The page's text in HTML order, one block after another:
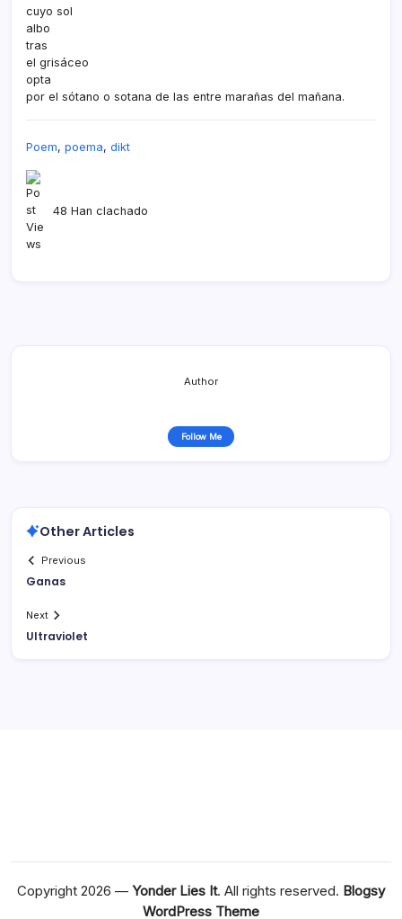
cuyo sol
albo
tras
el grisáceo
opta
por el sótano o sotana de las entre marañas del mañana.
Poem, poema, dikt
48 Han clachado
Author
Follow Me
Other Articles
Previous
Ganas
Next
Ultraviolet
Copyright 2026 — Yonder Lies It. All rights reserved. Blogsy
WordPress Theme